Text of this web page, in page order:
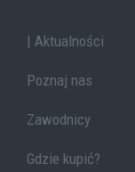
| Aktualności
Poznaj nas
Zawodnicy
Gdzie kupić?